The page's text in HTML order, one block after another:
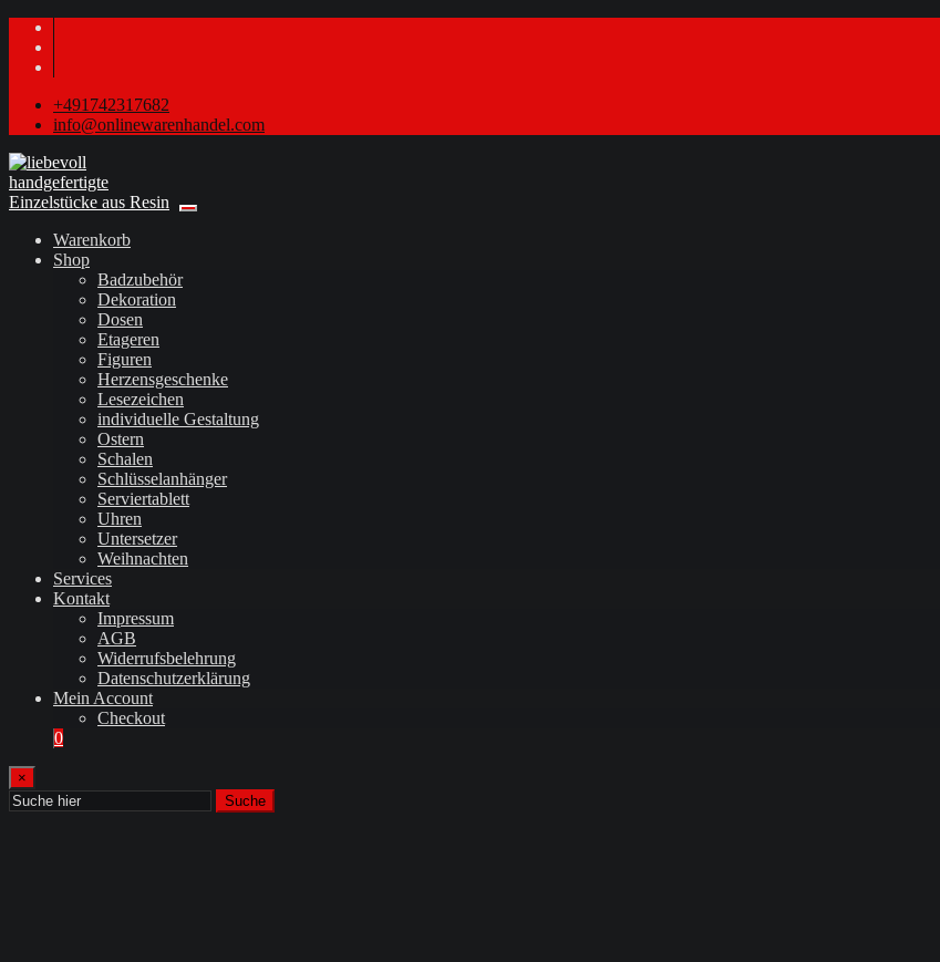
+491742317682
info@onlinewarenhandel.com
Warenkorb
Shop
Badzubehör
Dekoration
Dosen
Etageren
Figuren
Herzensgeschenke
Lesezeichen
individuelle Gestaltung
Ostern
Schalen
Schlüsselanhänger
Serviertablett
Uhren
Untersetzer
Weihnachten
Services
Kontakt
Impressum
AGB
Widerrufsbelehrung
Datenschutzerklärung
Mein Account
Checkout
0
×
Suche